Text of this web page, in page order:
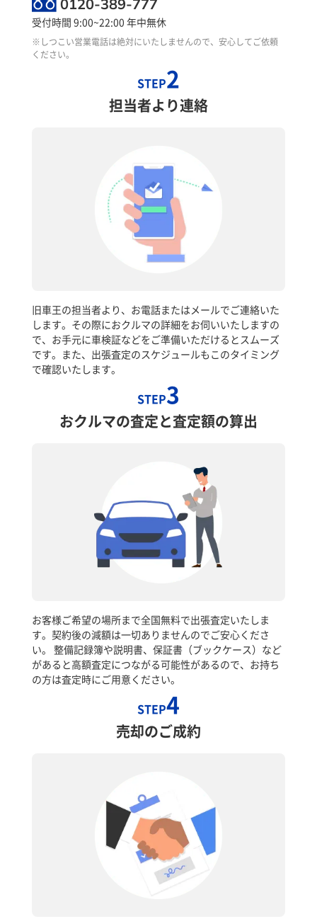
0120-389-777
受付時間 9:00~22:00 年中無休
※しつこい営業電話は絶対にいたしませんので、安心してご依頼
ください。
STEP2
担当者より連絡
旧車王の担当者より、お電話またはメールでご連絡いた
します。その際におクルマの詳細をお伺いいたしますの
で、お手元に車検証などをご準備いただけるとスムーズ
です。また、出張査定のスケジュールもこのタイミング
で確認いたします。
STEP3
おクルマの査定と査定額の算出
お客様ご希望の場所まで全国無料で出張査定いたしま
す。契約後の減額は一切ありませんのでご安心くださ
い。 整備記録簿や説明書、保証書（ブックケース）など
があると高額査定につながる可能性があるので、お持ち
の方は査定時にご用意ください。
STEP4
売却のご成約